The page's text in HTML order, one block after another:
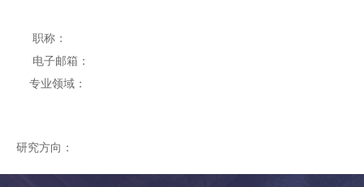
职称：
电子邮箱：
专业领域：
研究方向：